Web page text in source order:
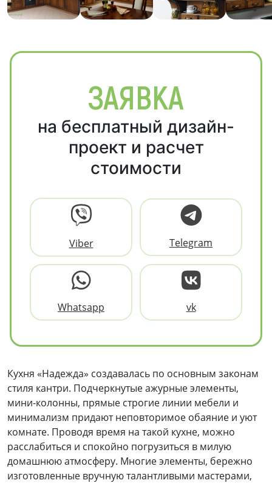
ЗАЯВКА
на бесплатный дизайн-
проект и расчет
стоимости
Viber Telegram
Whatsapp vk
Кухня «Надежда» создавалась по основным законам
стиля кантри. Подчеркнутые ажурные элементы,
мини-колонны, прямые строгие линии мебели и
минимализм придают неповторимое обаяние и уют
комнате. Проводя время на такой кухне, можно
расслабиться и спокойно погрузиться в милую
домашнюю атмосферу. Многие элементы, бережно
изготовленные вручную талантливыми мастерами,